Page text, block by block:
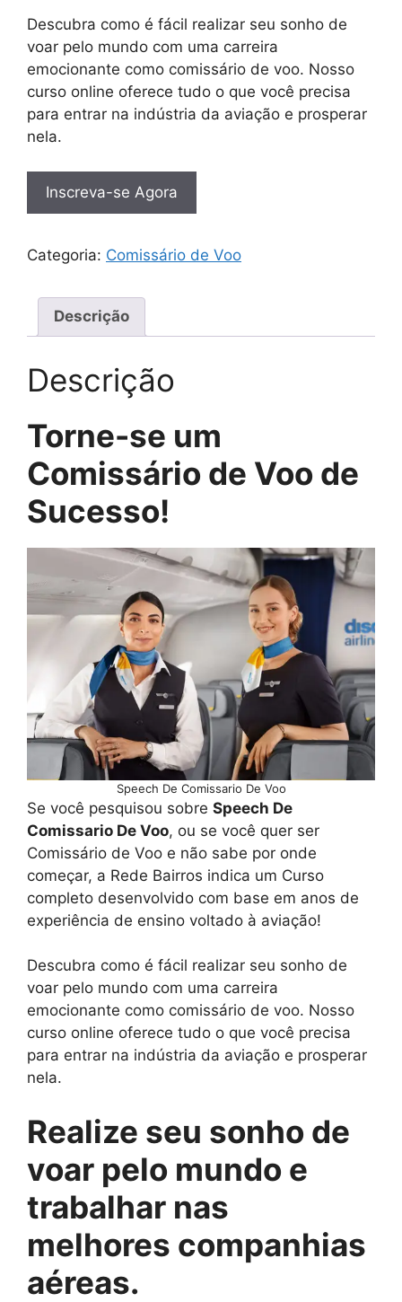
Descubra como é fácil realizar seu sonho de
voar pelo mundo com uma carreira
emocionante como comissário de voo. Nosso
curso online oferece tudo o que você precisa
para entrar na indústria da aviação e prosperar
nela.
Inscreva-se Agora
Categoria: Comissário de Voo
Descrição
Descrição
Torne-se um
Comissário de Voo de
Sucesso!
Speech De Comissario De Voo
Se você pesquisou sobre Speech De
Comissario De Voo, ou se você quer ser
Comissário de Voo e não sabe por onde
começar, a Rede Bairros indica um Curso
completo desenvolvido com base em anos de
experiência de ensino voltado à aviação!
Descubra como é fácil realizar seu sonho de
voar pelo mundo com uma carreira
emocionante como comissário de voo. Nosso
curso online oferece tudo o que você precisa
para entrar na indústria da aviação e prosperar
nela.
Realize seu sonho de
voar pelo mundo e
trabalhar nas
melhores companhias
aéreas.